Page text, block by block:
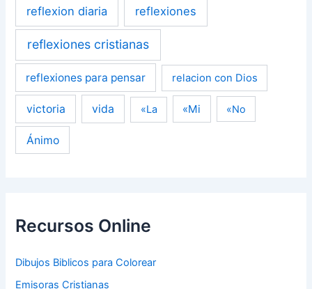
reflexion diaria reflexiones
reflexiones cristianas
reflexiones para pensar relacion con Dios
victoria vida «La «Mi «No
Ánimo
Recursos Online
Dibujos Biblicos para Colorear
Emisoras Cristianas